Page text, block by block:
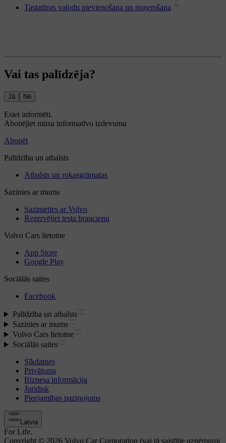
Tastatūras valodu pievienošana un noņemšana
Vai tas palīdzēja?
Jā Nē